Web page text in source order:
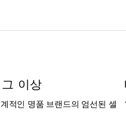
이상
적인 명품 브랜드의 엄선된 셀